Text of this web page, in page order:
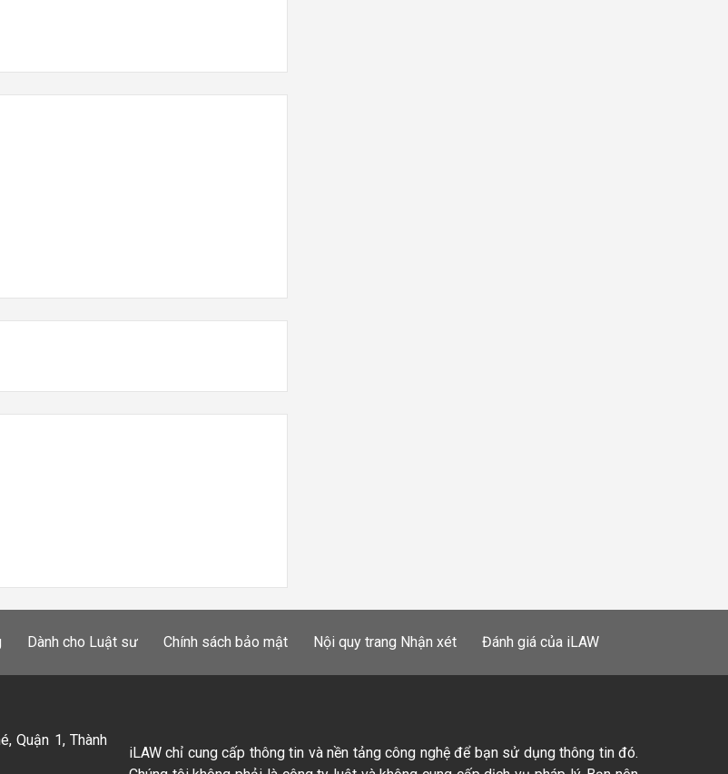
Dành cho Luật sư Chính sách bảo mật Nội quy trang Nhận xét Đánh giá của iLAW
Quận 1, Thành
iLAW chỉ cung cấp thông tin và nền tảng công nghệ để bạn sử dụng thông tin đó.